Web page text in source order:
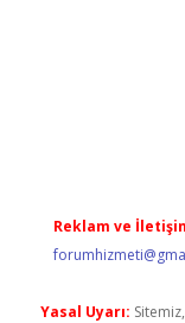
Reklam ve
Yasal Uyarı: